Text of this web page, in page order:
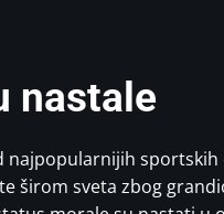
nastale
najpopularnijih
širom sveta zbog